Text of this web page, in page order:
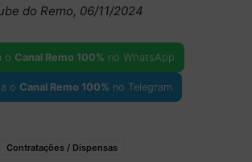
do Remo, 06/11/2024
o Canal Remo 100% no WhatsApp
o Canal Remo 100% no Telegram
Contratações / Dispensas